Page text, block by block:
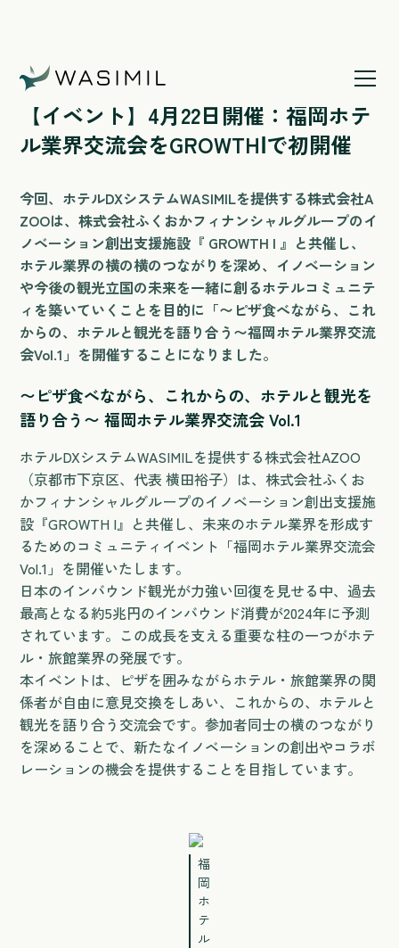
ホームページ/ 【イベント】4月22日開催：福岡ホテル業
界交流会をGROWTHⅠで初開催
【イベント】4月22日開催：福岡ホテ
ル業界交流会をGROWTHⅠで初開催
今回、ホテルDXシステムWASIMILを提供する株式会社A
ZOOは、株式会社ふくおかフィナンシャルグループのイ
ノベーション創出支援施設『 GROWTH I 』と共催し、
ホテル業界の横の横のつながりを深め、イノベーション
や今後の観光立国の未来を一緒に創るホテルコミュニテ
ィを築いていくことを目的に「〜ピザ食べながら、これ
からの、ホテルと観光を語り合う〜福岡ホテル業界交流
会Vol.1」を開催することになりました。
〜ピザ食べながら、これからの、ホテルと観光を
語り合う〜 福岡ホテル業界交流会 Vol.1
ホテルDXシステムWASIMILを提供する株式会社AZOO
（京都市下京区、代表 横田裕子）は、株式会社ふくお
かフィナンシャルグループのイノベーション創出支援施
設『GROWTH I』と共催し、未来のホテル業界を形成す
るためのコミュニティイベント「福岡ホテル業界交流会
Vol.1」を開催いたします。
日本のインバウンド観光が力強い回復を見せる中、過去
最高となる約5兆円のインバウンド消費が2024年に予測
されています。この成長を支える重要な柱の一つがホテ
ル・旅館業界の発展です。
本イベントは、ピザを囲みながらホテル・旅館業界の関
係者が自由に意見交換をしあい、これからの、ホテルと
観光を語り合う交流会です。参加者同士の横のつながり
を深めることで、新たなイノベーションの創出やコラボ
レーションの機会を提供することを目指しています。
福
岡
ホ
テ
ル